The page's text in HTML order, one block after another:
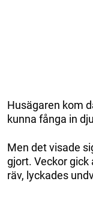
Husägaren kom
kunna fånga in
Men det visade
gjort. Veckor gick
räv, lyckades